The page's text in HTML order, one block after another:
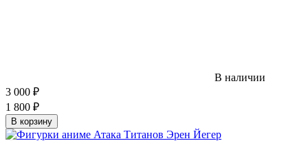
В наличии
3 000 ₽
1 800 ₽
В корзину